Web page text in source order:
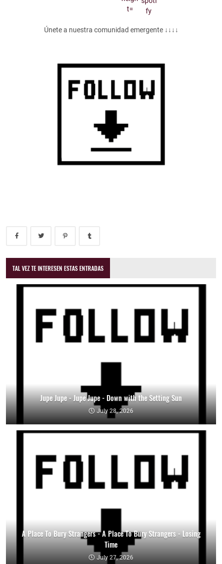
Únete a nuestra comunidad emergente ↓↓↓↓
TAL VEZ TE INTERESEN ESTAS ENTRADAS
Jupe Jupe - Jupe Jupe - Down with the Setting Sun
July 28, 2026
A Place To Bury Strangers - A Place To Bury Strangers - Losing
Time
July 27, 2026